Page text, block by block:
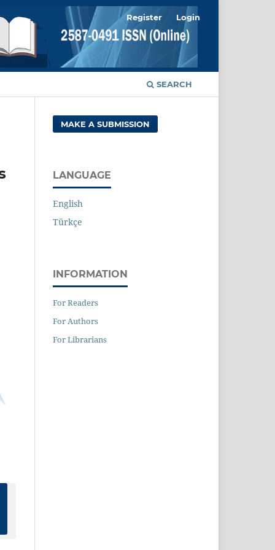
SEARCH
Register Login
MAKE A SUBMISSION
LANGUAGE
English
Türkçe
INFORMATION
For Readers
For Authors
For Librarians